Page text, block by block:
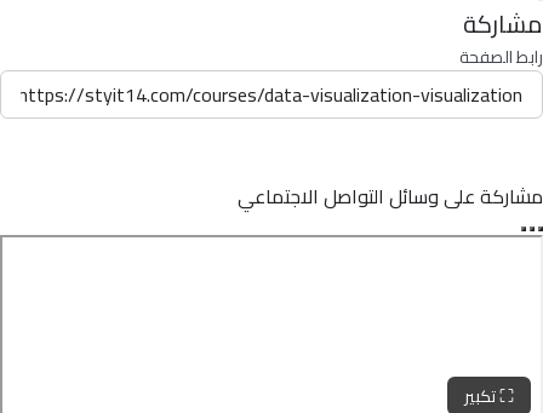
مشاركة
رابط الصفحة
مشاركة على وسائل التواصل الاجتماعي
⛶ تكبير